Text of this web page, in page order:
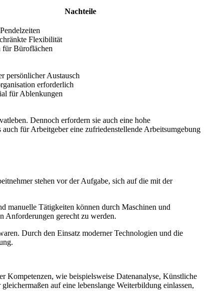
Nachteile
Flexibilität
für Büroflächen
persönlicher Austausch
erforderlich
für Ablenkungen
Dennoch erfordern sie auch eine hohe
für Arbeitgeber eine zufriedenstellende Arbeitsumgebung
stehen vor der Aufgabe, sich auf die mit der
manuelle Tätigkeiten können durch Maschinen und
Anforderungen gerecht zu werden.
Durch den Einsatz moderner Technologien und die
Kompetenzen, wie beispielsweise Datenanalyse, Künstliche
auf eine lebenslange Weiterbildung einlassen,